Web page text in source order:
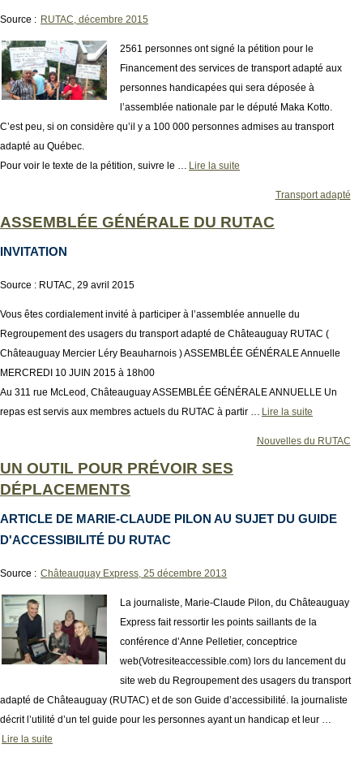
Source : RUTAC, décembre 2015
2561 personnes ont signé la pétition pour le
Financement des services de transport adapté aux
personnes handicapées qui sera déposée à
l’assemblée nationale par le député Maka Kotto.
C’est peu, si on considère qu’il y a 100 000 personnes admises au transport
adapté au Québec.
Pour voir le texte de la pétition, suivre le …
Lire la suite
Transport adapté
ASSEMBLÉE GÉNÉRALE DU RUTAC
INVITATION
Source : RUTAC, 29 avril 2015
Vous êtes cordialement invité à participer à l’assemblée annuelle du
Regroupement des usagers du transport adapté de Châteauguay RUTAC (
Châteauguay Mercier Léry Beauharnois ) ASSEMBLÉE GÉNÉRALE Annuelle
MERCREDI 10 JUIN 2015 à 18h00
Au 311 rue McLeod, Châteauguay ASSEMBLÉE GÉNÉRALE ANNUELLE Un
repas est servis aux membres actuels du RUTAC à partir …
Lire la suite
Nouvelles du RUTAC
UN OUTIL POUR PRÉVOIR SES
DÉPLACEMENTS
ARTICLE DE MARIE-CLAUDE PILON AU SUJET DU GUIDE
D'ACCESSIBILITÉ DU RUTAC
Source : Châteauguay Express, 25 décembre 2013
La journaliste, Marie-Claude Pilon, du Châteauguay
Express fait ressortir les points saillants de la
conférence d’Anne Pelletier, conceptrice
web(Votresiteaccessible.com) lors du lancement du
site web du Regroupement des usagers du transport
adapté de Châteauguay (RUTAC) et de son Guide d’accessibilité. la journaliste
décrit l’utilité d’un tel guide pour les personnes ayant un handicap et leur …
Lire la suite